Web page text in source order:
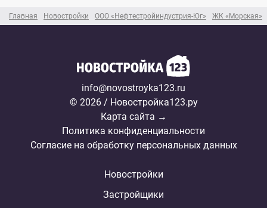
Главная Новостройки ООО «Нефтестройиндустрия-Юг» ЖК «Морская»
info@novostroyka123.ru
© 2026 / Новостройка123.ру
Карта сайта →
Политика конфиденциальности
Согласие на обработку персональных данных
Новостройки
Застройщики